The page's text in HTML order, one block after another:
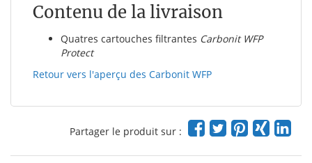
Contenu de la livraison
Quatres cartouches filtrantes Carbonit WFP
Protect
Retour vers l'aperçu des Carbonit WFP
Partager le produit sur :